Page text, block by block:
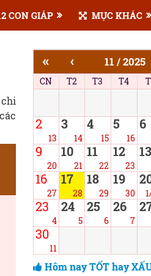
CON GIÁP MỤC KHÁC
« ‹ 11 / 2025
CN T2 T3 T4
2
13
3
14
4
15
5
16
6
9
20
10
21
11
22
12
23
13
16
27
17
28
18
29
19
30
23
4
24
5
25
6
26
7
30
11
Hôm nay TỐT hay